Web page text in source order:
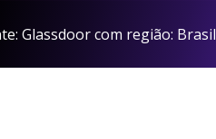
Glassdoor com região: Brasil